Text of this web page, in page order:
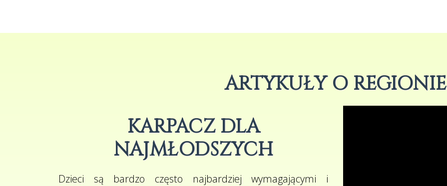
ARTYKUŁY O REGIONIE
KARPACZ DLA
NAJMŁODSZYCH
Dzieci są bardzo często najbardziej wymagającymi i